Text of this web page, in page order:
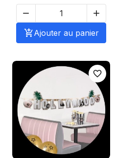


Ajouter au panier
favorite_border